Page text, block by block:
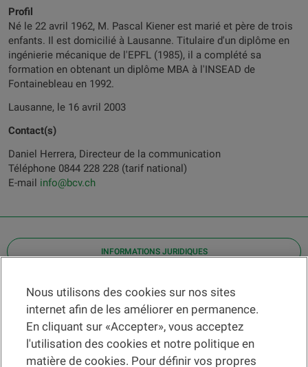
Profil
Né le 22 avril 1962, M. Pascal Kiener est marié et père de trois
enfants. Il est domicilié à Lausanne. Titulaire d'un diplôme en
ingénierie mécanique de l'EPFL (1985), il a complété sa
formation en obtenant un diplôme MBA à l'INSEAD de
Fontainebleau en 1992.
Lausanne, le 16 avril 2003
Contact(s)
Daniel Herrera, Directeur de la communication
Téléphone 0844 228 228 (tarif national)
E-mail info@bcv.ch
INFORMATIONS JURIDIQUES
Contact
Localiser une agence
Aide
Actualités
Nous utilisons des cookies sur nos sites
internet afin de les améliorer en permanence.
En cliquant sur «Accepter», vous acceptez
l'utilisation des cookies et notre politique en
matière de cookies. Pour définir vos propres